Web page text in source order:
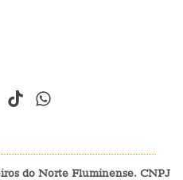
do Norte Fluminense. CNPJ